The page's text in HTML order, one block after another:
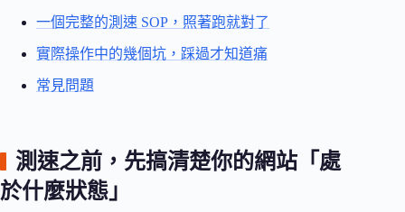
一個完整的測速 SOP，照著跑就對了
實際操作中的幾個坑，踩過才知道痛
常見問題
測速之前，先搞清楚你的網站「處
於什麼狀態」